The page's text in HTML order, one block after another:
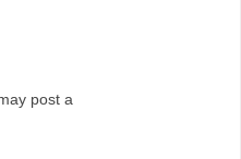
post a